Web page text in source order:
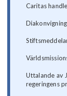
Caritas
Uttalande av
regeringens